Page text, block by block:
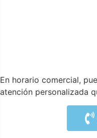
En horario comercial,
atención personalizada